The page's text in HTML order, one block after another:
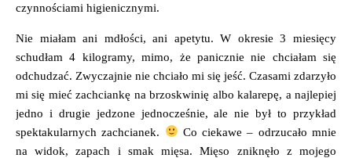
czynnościami higienicznymi.
Nie miałam ani mdłości, ani apetytu. W okresie 3 miesięcy
schudłam 4 kilogramy, mimo, że panicznie nie chciałam się
odchudzać. Zwyczajnie nie chciało mi się jeść. Czasami zdarzyło
mi się mieć zachciankę na brzoskwinię albo kalarepę, a najlepiej
jedno i drugie jedzone jednocześnie, ale nie był to przykład
spektakularnych zachcianek.
Co ciekawe – odrzucało mnie
na widok, zapach i smak mięsa. Mięso zniknęło z mojego